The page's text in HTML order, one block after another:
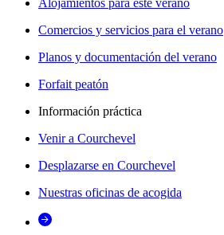
Alojamientos para este verano
Comercios y servicios para el verano
Planos y documentación del verano
Forfait peatón
Información práctica
Venir a Courchevel
Desplazarse en Courchevel
Nuestras oficinas de acogida